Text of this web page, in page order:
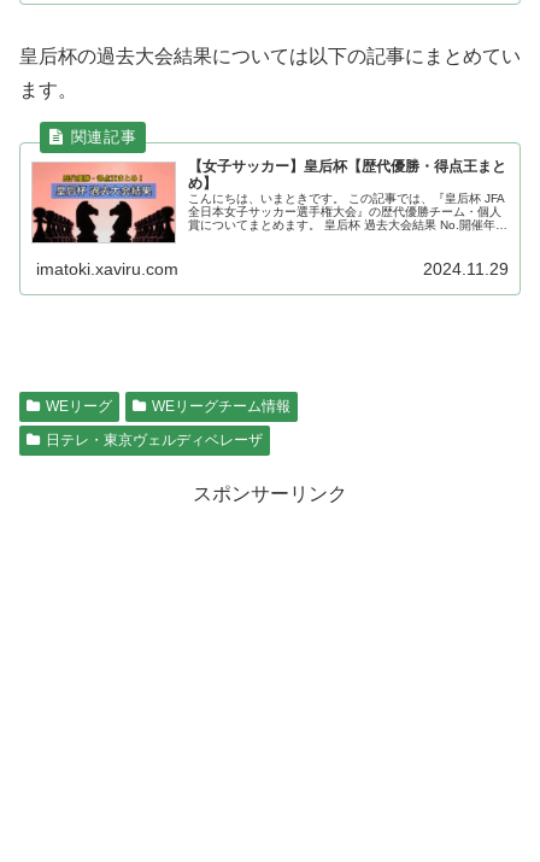
皇后杯の過去大会結果については以下の記事にまとめてい
ます。
【女子サッカー】皇后杯【歴代優勝・得点王まと
め】
こんにちは、いまときです。 この記事では、『皇后杯 JFA
全日本女子サッカー選手権大会』の歴代優勝チーム・個人
賞についてまとめます。 皇后杯 過去大会結果 No.開催年
imatoki.xaviru.com 2024.11.29
WEリーグ
WEリーグチーム情報
日テレ・東京ヴェルディベレーザ
スポンサーリンク